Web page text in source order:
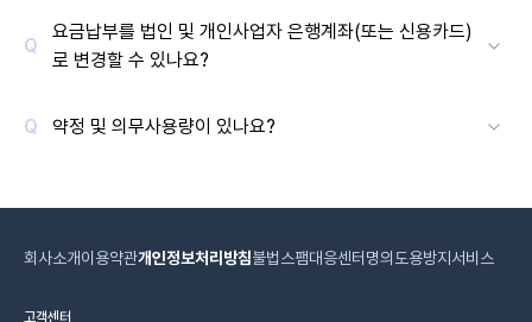
요금납부를 법인 및 개인사업자 은행계좌(또는 신용카드)
로 변경할 수 있나요?
약정 및 의무사용량이 있나요?
회사소개이용약관개인정보처리방침불법스팸대응센터 명의도용방지서비스
고객센터